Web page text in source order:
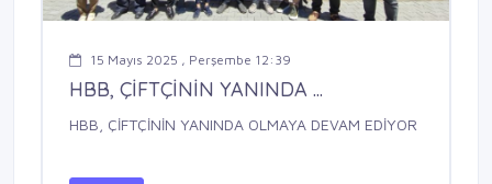
15 Mayıs 2025 , Perşembe 12:39
HBB, ÇİFTÇİNİN YANINDA ...
HBB, ÇİFTÇİNİN YANINDA OLMAYA DEVAM EDİYOR